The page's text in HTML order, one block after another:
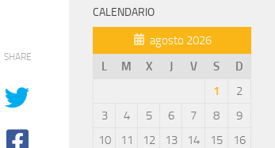
SHARE
CALENDARIO
agosto 2026
L
M X J V S
D
1
2
3
4 5 6 7 8
9
10
11 12 13 14 15
16